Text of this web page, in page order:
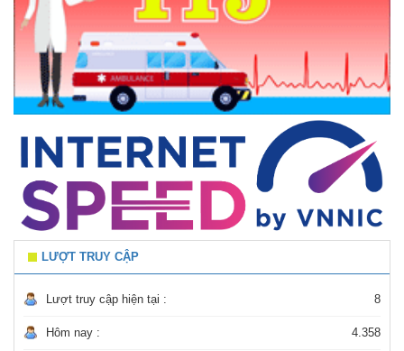
LƯỢT TRUY CẬP
Lượt truy cập hiện tại : 8
Hôm nay : 4.358